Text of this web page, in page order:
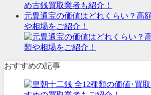
め古銭買取業者も紹介！
元豊通宝の価値はどれくらい？高
や相場をご紹介！
おすすめの記事